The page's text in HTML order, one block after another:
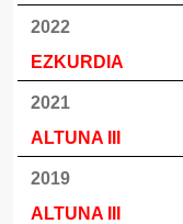
2022
EZKURDIA
2021
ALTUNA III
2019
ALTUNA III